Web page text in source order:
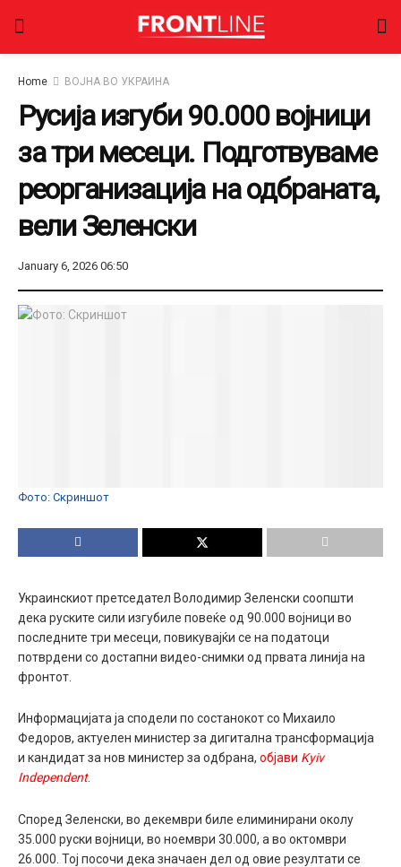
Home ВОЈНА ВО УКРАИНА
Русија изгуби 90.000 војници
за три месеци. Подготвуваме
реорганизација на одбраната,
вели Зеленски
January 6, 2026 06:50
Фото: Скриншот
Украинскиот претседател Володимир Зеленски соопшти
дека руските сили изгубиле повеќе од 90.000 војници во
последните три месеци, повикувајќи се на податоци
потврдени со достапни видео-снимки од првата линија на
фронтот.
Информацијата ја сподели по состанокот со Михаило
Федоров, актуелен министер за дигитална трансформација
и кандидат за нов министер за одбрана, објави Kyiv
Independent.
Според Зеленски, во декември биле елиминирани околу
35.000 руски војници, во ноември 30.000, а во октомври
26.000. Тој посочи дека значаен дел од овие резултати се